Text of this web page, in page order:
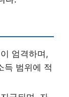
엄격하며,
득 범위에 적